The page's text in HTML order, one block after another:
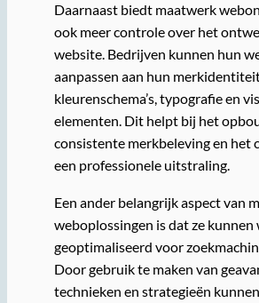
Daarnaast biedt maatwerk
ook meer controle over het
website. Bedrijven kunnen hun
aanpassen aan hun
kleurenschema’s, typografie en
elementen. Dit helpt bij het
consistente merkbeleving en het
een professionele uitstraling.
Een ander belangrijk aspect van
weboplossingen is dat ze kunnen
geoptimaliseerd voor
Door gebruik te maken van
technieken en strategieën